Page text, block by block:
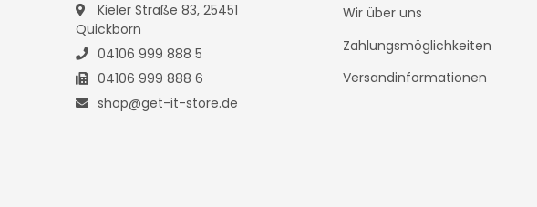
Kieler Straße 83, 25451
Quickborn
04106 999 888 5
04106 999 888 6
shop@get-it-store.de
Wir über uns
Zahlungsmöglichkeiten
Versandinformationen